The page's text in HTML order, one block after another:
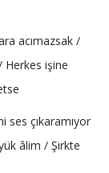
acımazsak /
Herkes işine
ses çıkaramıyor
âlim / Şirkte